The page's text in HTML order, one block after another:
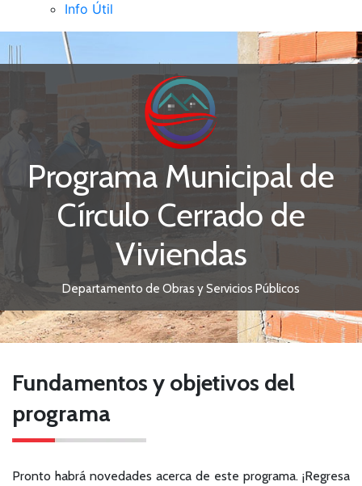
Info Útil
Programa Municipal de
Círculo Cerrado de
Viviendas
Departamento de Obras y Servicios Públicos
Fundamentos y objetivos del
programa
Pronto habrá novedades acerca de este programa. ¡Regresa